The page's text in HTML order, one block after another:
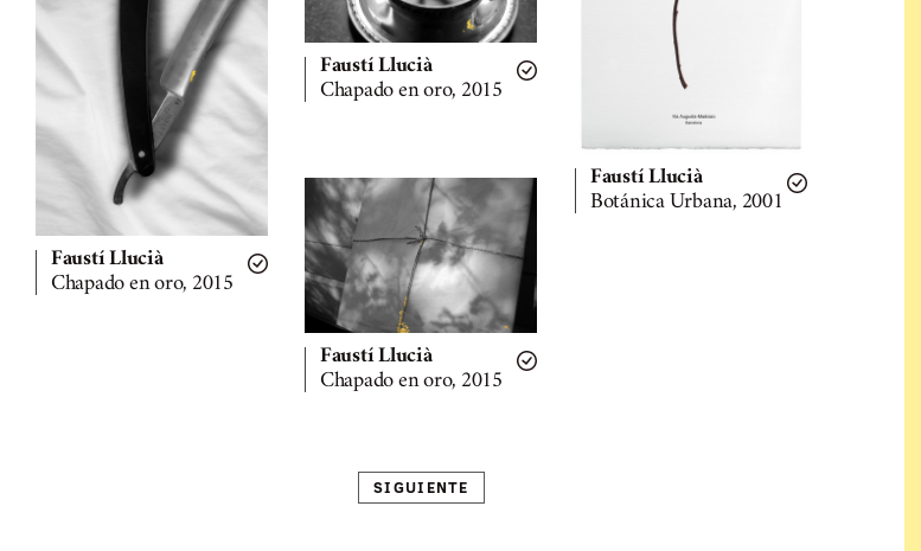
Faustí Llucià
Botánica Urbana, 2001
Faustí Llucià
Chapado en oro, 2015
Faustí Llucià
Chapado en oro, 2015
Faustí Llucià
Chapado en oro, 2015
SIGUIENTE